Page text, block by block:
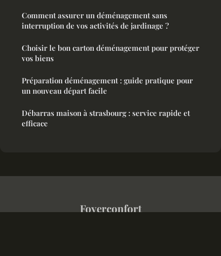
Comment assurer un déménagement sans
interruption de vos activités de jardinage ?
Choisir le bon carton déménagement pour protéger
vos biens
Préparation déménagement : guide pratique pour
un nouveau départ facile
Débarras maison à strasbourg : service rapide et
efficace
Foyerconfort